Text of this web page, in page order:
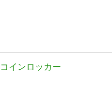
インロッカー